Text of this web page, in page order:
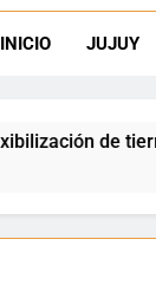
INICIO JUJUY
de frontera